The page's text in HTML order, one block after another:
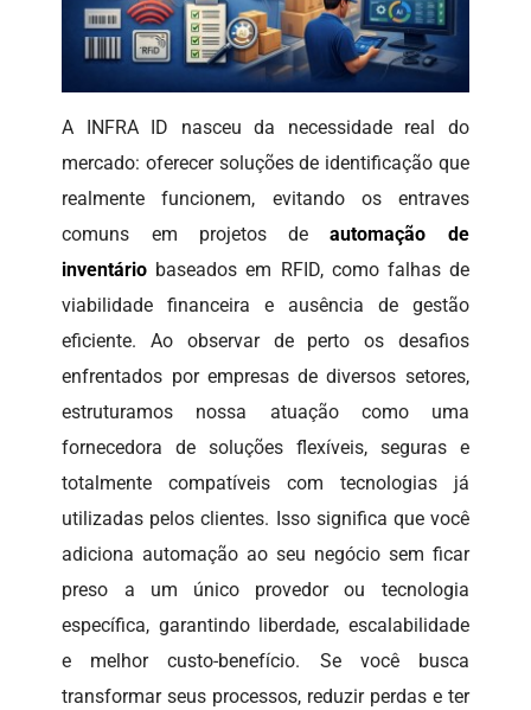
A INFRA ID nasceu da necessidade real do
mercado: oferecer soluções de identificação que
realmente funcionem, evitando os entraves
comuns em projetos deautomação de
inventário baseados em RFID, como falhas de
viabilidade financeira e ausência de gestão
eficiente. Ao observar de perto os desafios
enfrentados por empresas de diversos setores,
estruturamos nossa atuação como uma
fornecedora de soluções flexíveis, seguras e
totalmente compatíveis com tecnologias já
utilizadas pelos clientes. Isso significa que você
adiciona automação ao seu negócio sem ficar
preso a um único provedor ou tecnologia
específica, garantindo liberdade, escalabilidade
e melhor custo-benefício. Se você busca
transformar seus processos, reduzir perdas e ter